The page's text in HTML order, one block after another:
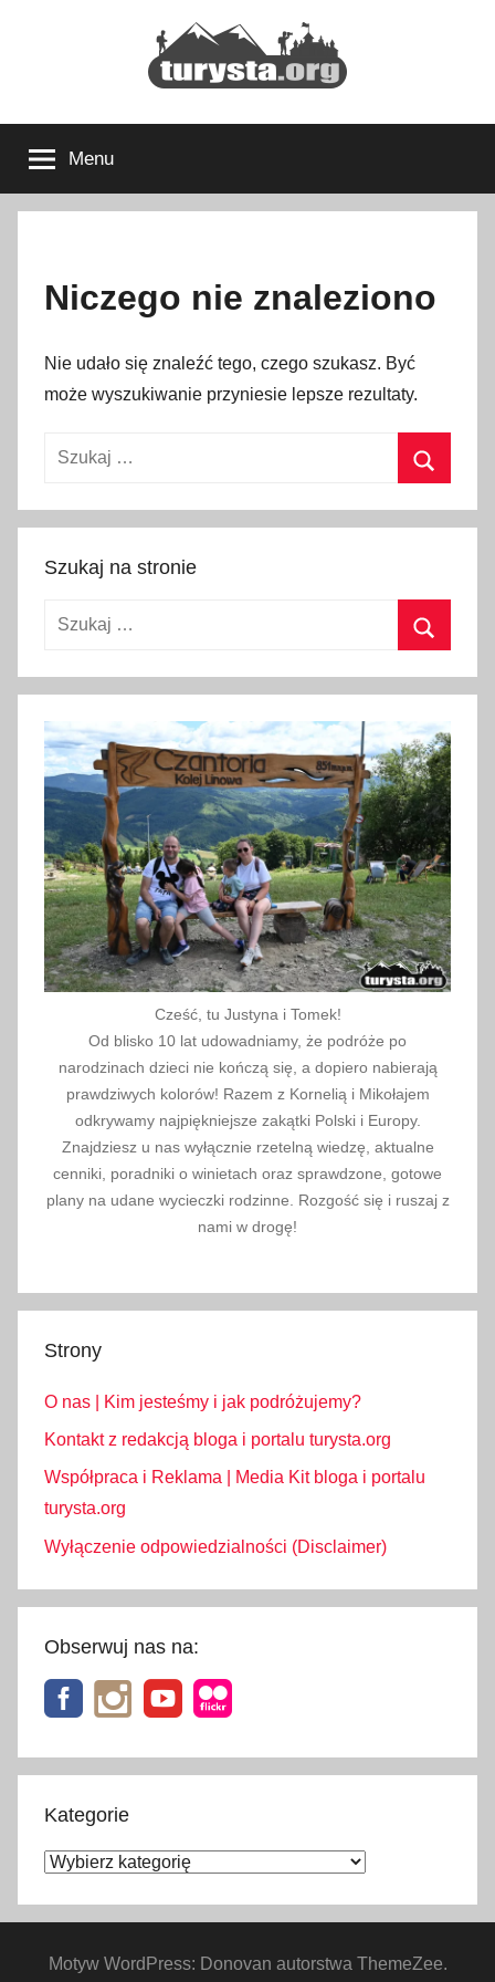
Turysta.org
podróżniczy
i
portal
Menu
Niczego nie znaleziono
Nie udało się znaleźć tego, czego szukasz. Być
może wyszukiwanie przyniesie lepsze rezultaty.
Szukaj:
Szukaj na stronie
Szukaj:
Cześć, tu Justyna i Tomek!
Od blisko 10 lat udowadniamy, że podróże po
narodzinach dzieci nie kończą się, a dopiero nabierają
prawdziwych kolorów! Razem z Kornelią i Mikołajem
odkrywamy najpiękniejsze zakątki Polski i Europy.
Znajdziesz u nas wyłącznie rzetelną wiedzę, aktualne
cenniki, poradniki o winietach oraz sprawdzone, gotowe
plany na udane wycieczki rodzinne. Rozgość się i ruszaj z
nami w drogę!
Strony
O nas | Kim jesteśmy i jak podróżujemy?
Kontakt z redakcją bloga i portalu turysta.org
Współpraca i Reklama | Media Kit bloga i portalu
turysta.org
Wyłączenie odpowiedzialności (Disclaimer)
Obserwuj nas na:
Kategorie
Kategorie
Motyw WordPress: Donovan autorstwa ThemeZee.